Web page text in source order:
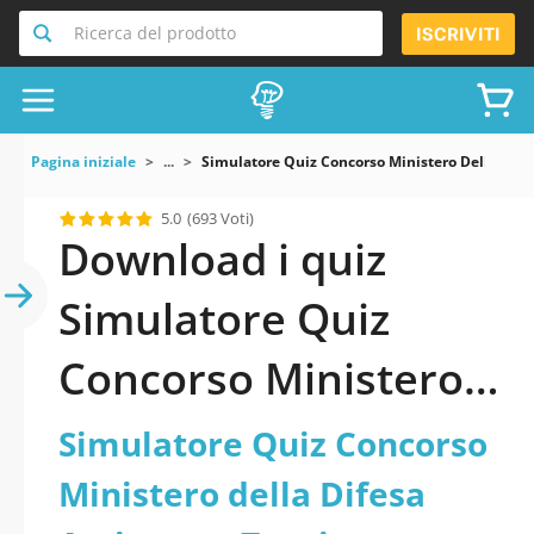
Ricerca del prodotto ISCRIVITI
Pagina iniziale ... Simulatore Quiz Concorso Ministero Della
5.0 (693 Voti)
Download i quiz
Simulatore Quiz
Concorso Ministero
della Difesa
Assistente Tecnico
Simulatore Quiz Concorso
Ministero della Difesa